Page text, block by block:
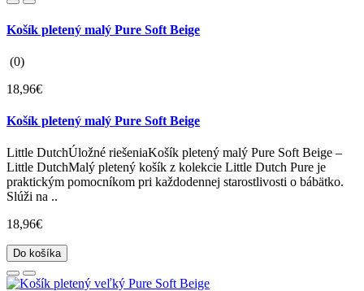
Košík pletený malý Pure Soft Beige
(0)
18,96€
Košík pletený malý Pure Soft Beige
Little DutchÚložné riešeniaKošík pletený malý Pure Soft Beige –
Little DutchMalý pletený košík z kolekcie Little Dutch Pure je
praktickým pomocníkom pri každodennej starostlivosti o bábätko.
Slúži na ..
18,96€
Do košíka